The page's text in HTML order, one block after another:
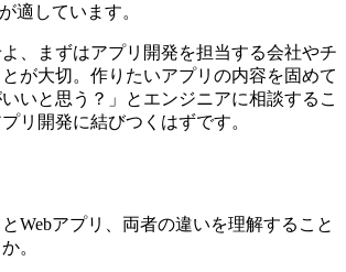
適しています。
、まずはアプリ開発を担当する会社やチ
が大切。作りたいアプリの内容を固めて
いと思う？」とエンジニアに相談するこ
リ開発に結びつくはずです。
Webアプリ、両者の違いを理解すること
。